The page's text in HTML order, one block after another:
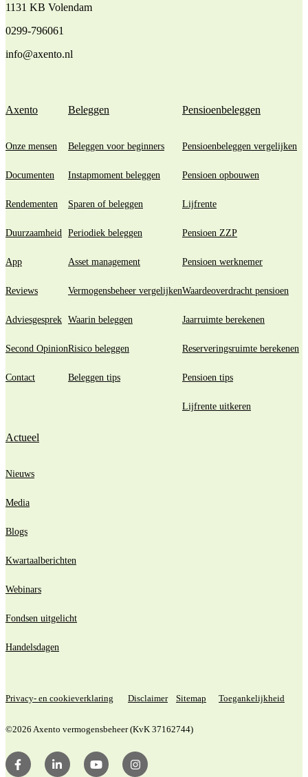
1131 KB Volendam
0299-796061
info@axento.nl
Axento
Onze mensen
Documenten
Rendementen
Duurzaamheid
App
Reviews
Adviesgesprek
Second Opinion
Contact
Beleggen
Beleggen voor beginners
Instapmoment beleggen
Sparen of beleggen
Periodiek beleggen
Asset management
Vermogensbeheer vergelijken
Waarin beleggen
Risico beleggen
Beleggen tips
Pensioenbeleggen
Pensioenbeleggen vergelijken
Pensioen opbouwen
Lijfrente
Pensioen ZZP
Pensioen werknemer
Waardeoverdracht pensioen
Jaarruimte berekenen
Reserveringsruimte berekenen
Pensioen tips
Lijfrente uitkeren
Actueel
Nieuws
Media
Blogs
Kwartaalberichten
Webinars
Fondsen uitgelicht
Handelsdagen
Privacy- en cookieverklaring Disclaimer Sitemap Toegankelijkheid
©2026 Axento vermogensbeheer (KvK 37162744)